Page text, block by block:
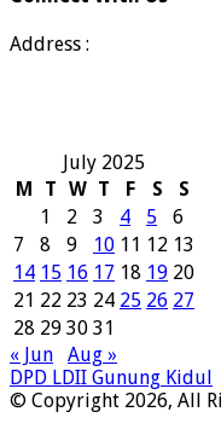
Address :
July 2025
M
T W T F S
S
1
2 3 4 5
6
7
8 9 10 11 12 13
14 15 16 17 18 19 20
21 22 23 24 25 26 27
28 29 30 31
« Jun
Aug »
DPD LDII Gunung Kidul
© Copyright 2026, All